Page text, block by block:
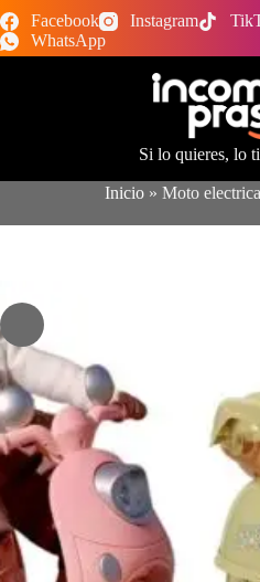
Saltar
al
contenido
Facebook Instagram
WhatsApp
Si lo quieres, lo
Inicio» Moto